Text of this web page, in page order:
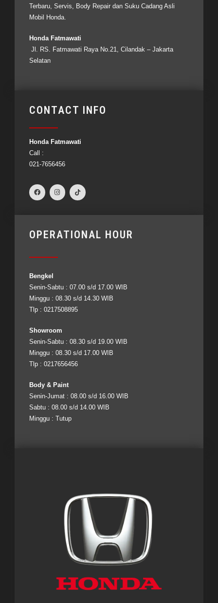
Terbaru, Servis, Body Repair dan Suku Cadang Asli
Mobil Honda.
Honda Fatmawati
Jl. RS. Fatmawati Raya No.21, Cilandak – Jakarta
Selatan
CONTACT INFO
Honda Fatmawati
Call :
021-7656456
OPERATIONAL HOUR
Bengkel
Senin-Sabtu : 07.00 s/d 17.00 WIB
Minggu : 08.30 s/d 14.30 WIB
Tlp : 0217508895
Showroom
Senin-Sabtu : 08.30 s/d 19.00 WIB
Minggu : 08.30 s/d 17.00 WIB
Tlp : 0217656456
Body & Paint
Senin-Jumat : 08.00 s/d 16.00 WIB
Sabtu : 08.00 s/d 14.00 WIB
Minggu : Tutup